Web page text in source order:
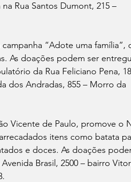
Rua Santos Dumont, 215 –
campanha “Adote uma família”,
As doações podem ser
da Rua Feliciano Pena,
dos Andradas, 855 – Morro da
Vicente de Paulo, promove o
itens como batata
e doces. As doações
Brasil, 2500 – bairro